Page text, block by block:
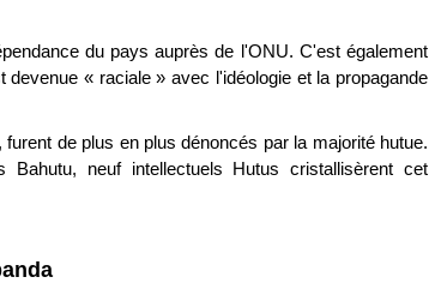
du pays auprès de l'ONU. C'est également
« raciale » avec l'idéologie et la propagande
de plus en plus dénoncés par la majorité hutue.
neuf intellectuels Hutus cristallisèrent cet